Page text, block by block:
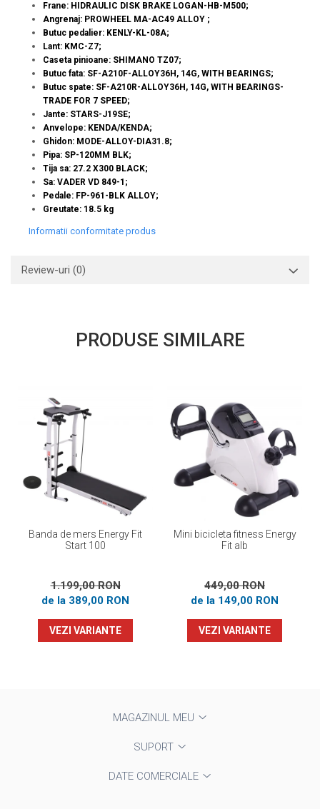
Frane: HIDRAULIC DISK BRAKE LOGAN-HB-M500;
Angrenaj: PROWHEEL MA-AC49 ALLOY ;
Butuc pedalier: KENLY-KL-08A;
Lant: KMC-Z7;
Caseta pinioane: SHIMANO TZ07;
Butuc fata: SF-A210F-ALLOY36H, 14G, WITH BEARINGS;
Butuc spate: SF-A210R-ALLOY36H, 14G, WITH BEARINGS-
TRADE FOR 7 SPEED;
Jante: STARS-J19SE;
Anvelope: KENDA/KENDA;
Ghidon: MODE-ALLOY-DIA31.8;
Pipa: SP-120MM BLK;
Tija sa: 27.2 X300 BLACK;
Sa: VADER VD 849-1;
Pedale: FP-961-BLK ALLOY;
Greutate: 18.5 kg
Informatii conformitate produs
Review-uri (0)
PRODUSE SIMILARE
Banda de mers Energy Fit
Start 100
1.199,00 RON
de la 389,00 RON
VEZI VARIANTE
Mini bicicleta fitness Energy
Fit alb
449,00 RON
de la 149,00 RON
VEZI VARIANTE
MAGAZINUL MEU
SUPORT
DATE COMERCIALE